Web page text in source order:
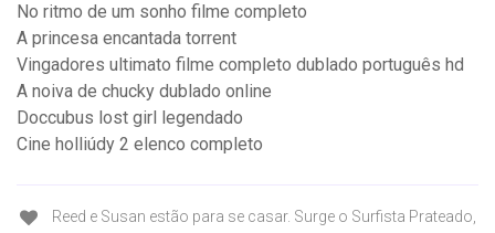
No ritmo de um sonho filme completo
A princesa encantada torrent
Vingadores ultimato filme completo dublado português hd
A noiva de chucky dublado online
Doccubus lost girl legendado
Cine holliúdy 2 elenco completo
Reed e Susan estão para se casar. Surge o Surfista Prateado,